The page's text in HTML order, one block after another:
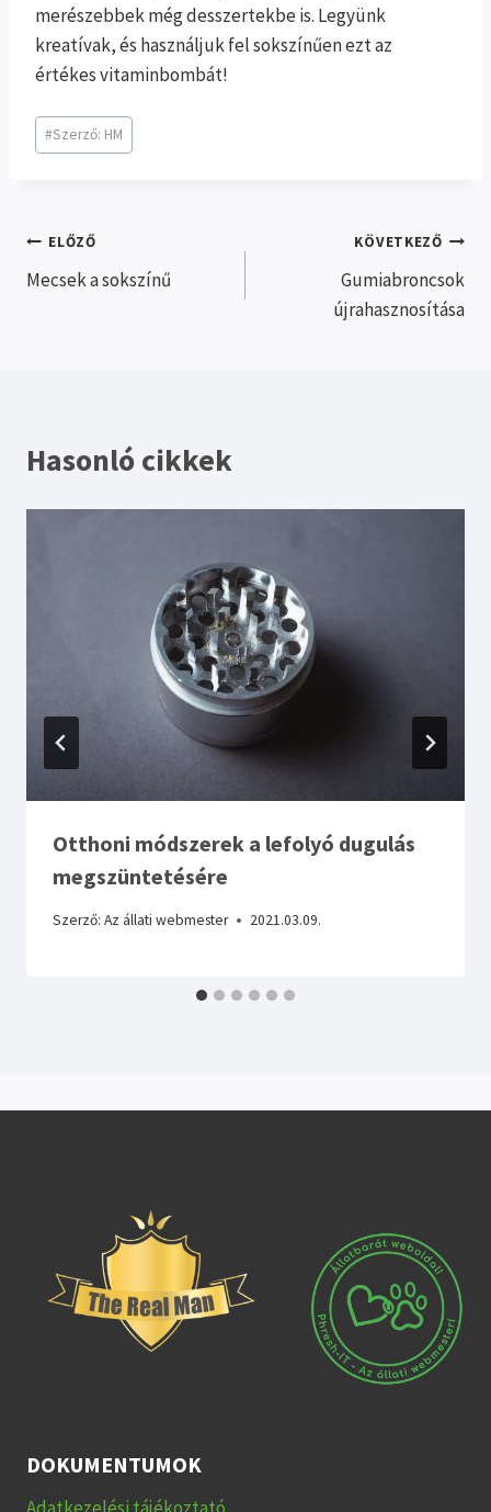
merészebbek még desszertekbe is. Legyünk
kreatívak, és használjuk fel sokszínűen ezt az
értékes vitaminbombát!
Post
Tags:
#Szerző: HM
Bejegyzés
navigáció
ELŐZŐ
Mecsek a sokszínű
KÖVETKEZŐ
Gumiabroncsok
újrahasznosítása
Hasonló cikkek
Otthoni módszerek a lefolyó dugulás
megszüntetésére
Szerző: Az állati webmester 2021.03.09.
DOKUMENTUMOK